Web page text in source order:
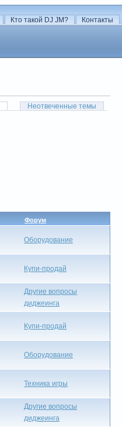
Кто такой DJ JM? Контакты
Неотвеченные темы
Форум
Оборудование
Купи-продай
Другие вопросы
диджеинга
Купи-продай
Оборудование
Техника игры
Другие вопросы
диджеинга